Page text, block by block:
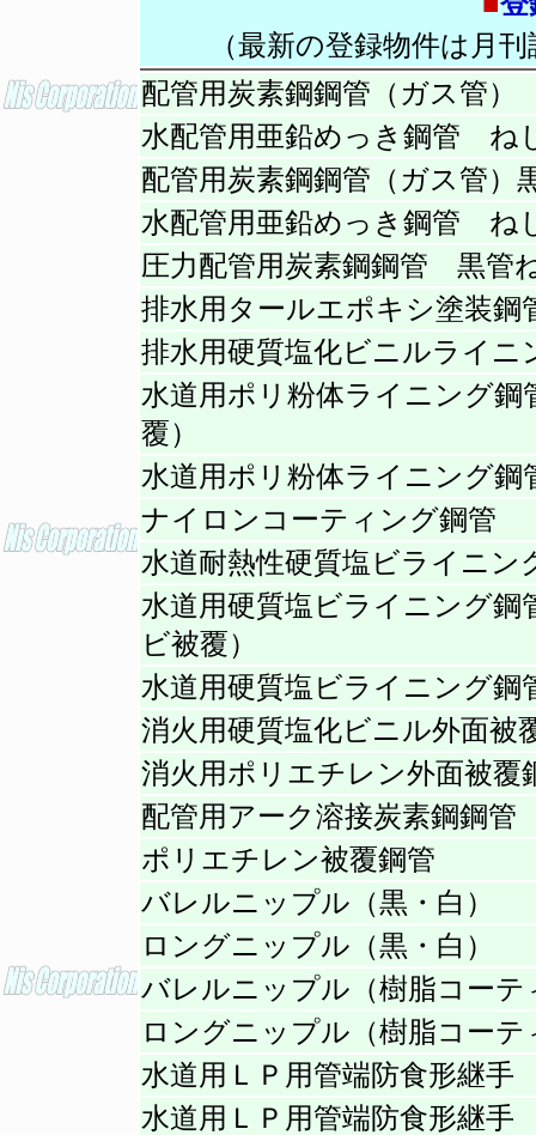
（最新の登録物件は月
配管用炭素鋼鋼管（ガス管）
水配管用亜鉛めっき鋼管 ね
配管用炭素鋼鋼管（ガス管）
水配管用亜鉛めっき鋼管 ね
圧力配管用炭素鋼鋼管 黒管
排水用タールエポキシ塗装鋼
排水用硬質塩化ビニルライニ
水道用ポリ粉体ライニング鋼
覆）
水道用ポリ粉体ライニング鋼
ナイロンコーティング鋼管
水道耐熱性硬質塩ビライニン
水道用硬質塩ビライニング鋼
ビ被覆）
水道用硬質塩ビライニング鋼
消火用硬質塩化ビニル外面被
消火用ポリエチレン外面被覆
配管用アーク溶接炭素鋼鋼
ポリエチレン被覆鋼管
バレルニップル（黒・白）
ロングニップル（黒・白）
バレルニップル（樹脂コーテ
ロングニップル（樹脂コーテ
水道用ＬＰ用管端防食形継
水道用ＬＰ用管端防食形継